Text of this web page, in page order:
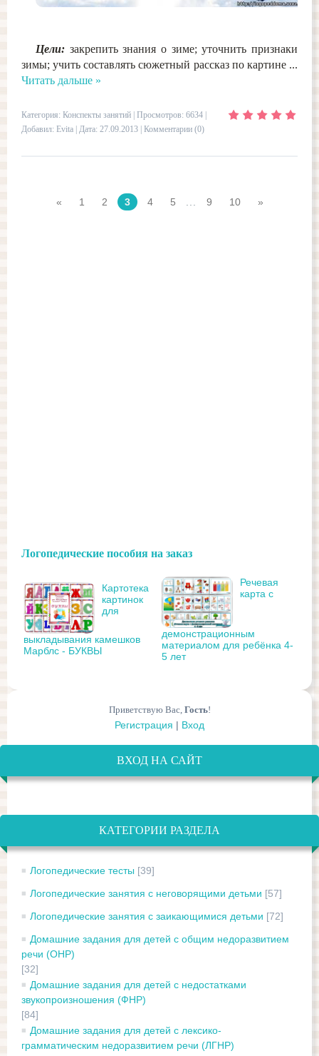
Цели: закрепить знания о зиме; уточнить признаки
зимы; учить составлять сюжетный рассказ по картине ...
Читать дальше »
Категория: Конспекты занятий | Просмотров: 6634 |
Добавил: Evita | Дата: 27.09.2013 Комментарии (0)
« 1 2 3 4 5 9 10 »
Логопедические пособия на заказ
Картотека
картинок
для
выкладывания камешков
Марблс - БУКВЫ
Речевая
карта с
демонстрационным
материалом для ребёнка 4-
5 лет
Приветствую Вас, Гость!
Регистрация | Вход
ВХОД НА САЙТ
КАТЕГОРИИ РАЗДЕЛА
Логопедические тесты [39]
Логопедические занятия с неговорящими детьми [57]
Логопедические занятия с заикающимися детьми [72]
Домашние задания для детей с общим недоразвитием
речи (ОНР)
[32]
Домашние задания для детей с недостатками
звукопроизношения (ФНР)
[84]
Домашние задания для детей с лексико-
грамматическим недоразвитием речи (ЛГНР)